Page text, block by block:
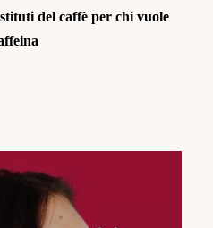
del caffè per chi vuole